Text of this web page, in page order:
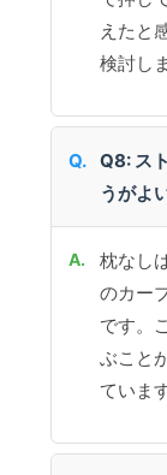
えたと
検討し
Q8: ス
うがよ
枕なし
のカー
です。
ぶこと
ています